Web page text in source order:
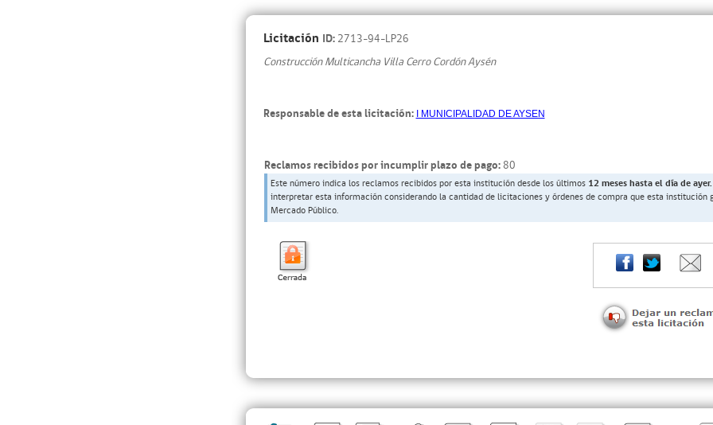
Licitación ID: 2713-94-LP26
Construcción Multicancha Villa Cerro Cordón Aysén
Responsable de esta licitación: I MUNICIPALIDAD DE AYSEN
Reclamos recibidos por incumplir plazo de pago: 80
Este número indica los reclamos recibidos por esta institución desde los últimos 12 meses hasta el día de ayer.
interpretar esta información considerando la cantidad de licitaciones y órdenes de compra que esta institución
Mercado Público.